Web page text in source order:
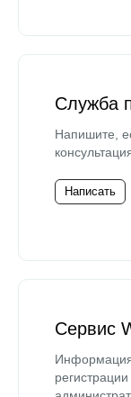
Служба
Напишите,
Написать
Сервис
Информация